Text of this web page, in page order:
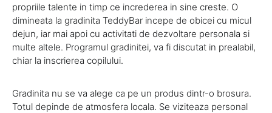
propriile talente in timp ce increderea in sine creste. O
dimineata la gradinita TeddyBar incepe de obicei cu micul
dejun, iar mai apoi cu activitati de dezvoltare personala si
multe altele. Programul gradinitei, va fi discutat in prealabil,
chiar la inscrierea copilului.
Gradinita nu se va alege ca pe un produs dintr-o brosura.
Totul depinde de atmosfera locala. Se viziteaza personal